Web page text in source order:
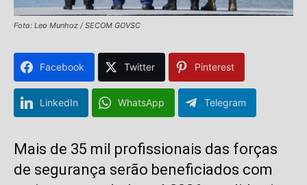
Foto: Leo Munhoz / SECOM GOVSC
Facebook Twitter Pinterest
LinkedIn WhatsApp Telegram
Mais de 35 mil profissionais das forças
de segurança serão beneficiados com